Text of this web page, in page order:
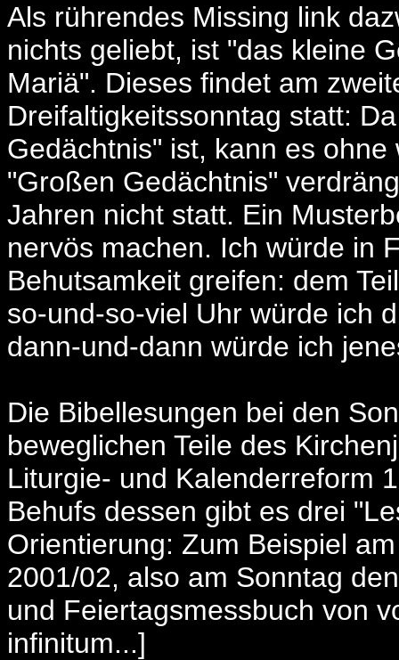
Als rührendes Missing link
nichts geliebt, ist "das kleine
Mariä". Dieses findet am
Dreifaltigkeitssonntag statt:
Gedächtnis" ist, kann es
"Großen Gedächtnis"
Jahren nicht statt. Ein
nervös machen. Ich würde in
Behutsamkeit greifen: dem
so-und-so-viel Uhr würde ich
dann-und-dann würde ich
Die Bibellesungen bei den
beweglichen Teile des
Liturgie- und Kalenderreform
Behufs dessen gibt es drei
Orientierung: Zum Beispiel
2001/02, also am Sonntag
und Feiertagsmessbuch von
infinitum...]